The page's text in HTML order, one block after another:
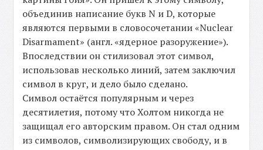
объединив написание букв N и D, которые
являются первыми в словосочетании «Nuclear
Disarmament» (англ. «ядерное разоружение»).
Впоследствии он стилизовал этот символ,
использовав несколько линий, затем заключил
символ в круг, и дело было сделано.
Символ остаётся популярным и через
десятилетия, потому что Холтом никогда не
защищал его авторским правом. Он стал одним
из символов, символизирующих свободу, и в